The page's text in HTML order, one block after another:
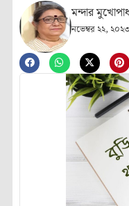
মন্দার
নভেম্বর ২২, ২০২৩